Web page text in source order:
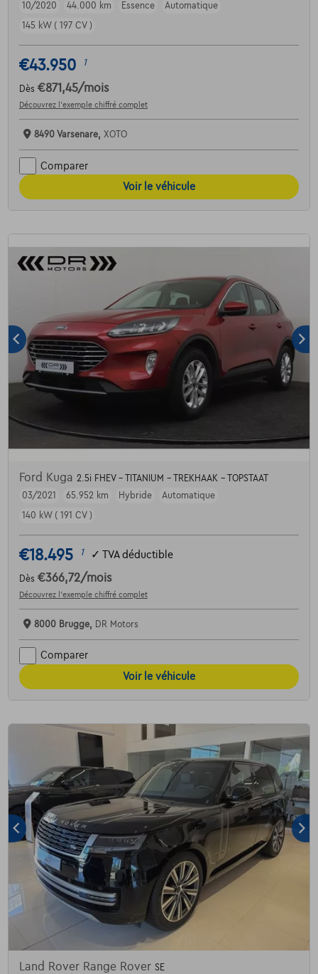
10/2020
44.000 km Essence
Automatique
145 kW ( 197 CV )
€43.950 1
Dès €871,45/mois
Découvrez l’exemple chiffré complet
8490 Varsenare, XOTO
Comparer
Voir le véhicule
Ford Kuga 2.5i FHEV - TITANIUM - TREKHAAK - TOPSTAAT
03/2021
65.952 km Hybride
Automatique
140 kW ( 191 CV )
€18.495 1 ✓ TVA déductible
Dès €366,72/mois
Découvrez l’exemple chiffré complet
8000 Brugge, DR Motors
Comparer
Voir le véhicule
Land Rover Range Rover SE